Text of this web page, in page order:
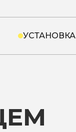
УСТАНОВКА